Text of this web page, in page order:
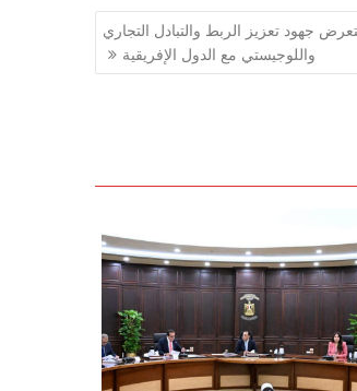
جهود تعزيز الربط والتبادل التجاري
واللوجيستي مع الدول الإفريقية